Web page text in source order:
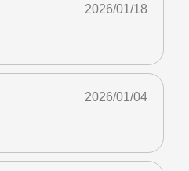
2026/01/18
2026/01/04